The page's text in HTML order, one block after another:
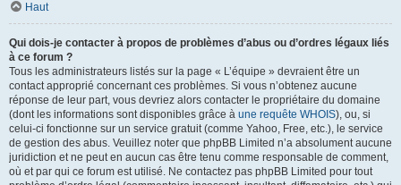
Haut
Qui dois-je contacter à propos de problèmes d’abus ou d’ordres légaux liés
à ce forum ?
Tous les administrateurs listés sur la page « L’équipe » devraient être un
contact approprié concernant ces problèmes. Si vous n’obtenez aucune
réponse de leur part, vous devriez alors contacter le propriétaire du domaine
(dont les informations sont disponibles grâce à une requête WHOIS), ou, si
celui-ci fonctionne sur un service gratuit (comme Yahoo, Free, etc.), le service
de gestion des abus. Veuillez noter que phpBB Limited n’a absolument aucune
juridiction et ne peut en aucun cas être tenu comme responsable de comment,
où et par qui ce forum est utilisé. Ne contactez pas phpBB Limited pour tout